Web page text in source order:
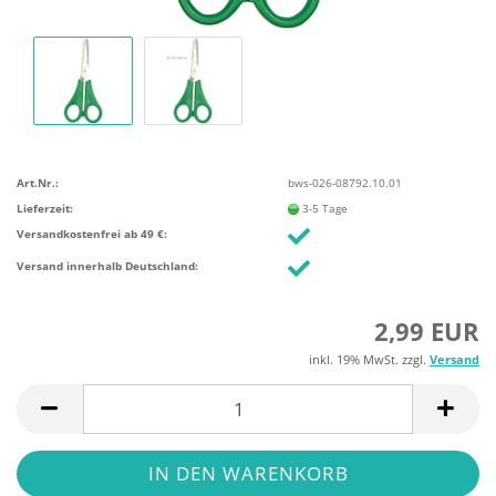
Art.Nr.:
bws-026-08792.10.01
Lieferzeit:
3-5 Tage
Versandkostenfrei ab 49 €:
Versand innerhalb Deutschland:
2,99 EUR
inkl. 19% MwSt. zzgl. Versand